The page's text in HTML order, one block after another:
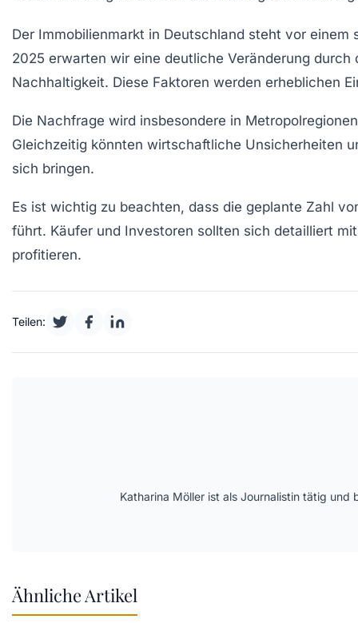
Der Immobilienmarkt in Deutschland steht vor
2025 erwarten wir eine deutliche Veränderung durch
Nachhaltigkeit. Diese Faktoren werden erheblichen
Die Nachfrage wird insbesondere in Metropolregionen
Gleichzeitig könnten wirtschaftliche Unsicherheiten
sich bringen.
Es ist wichtig zu beachten, dass die geplante Zahl
führt. Käufer und Investoren sollten sich detailliert
profitieren.
Teilen:
Katharina Möller ist als Journalistin tätig
Ähnliche Artikel